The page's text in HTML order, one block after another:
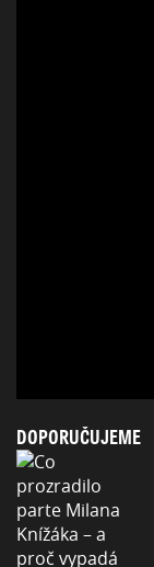
DOPORUČUJEME